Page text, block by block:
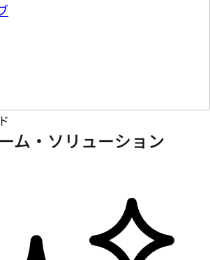
ム・ソリューション